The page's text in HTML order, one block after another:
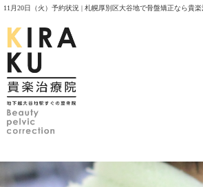
11月20日（火）予約状況 | 札幌厚別区大谷地で骨盤矯正なら貴